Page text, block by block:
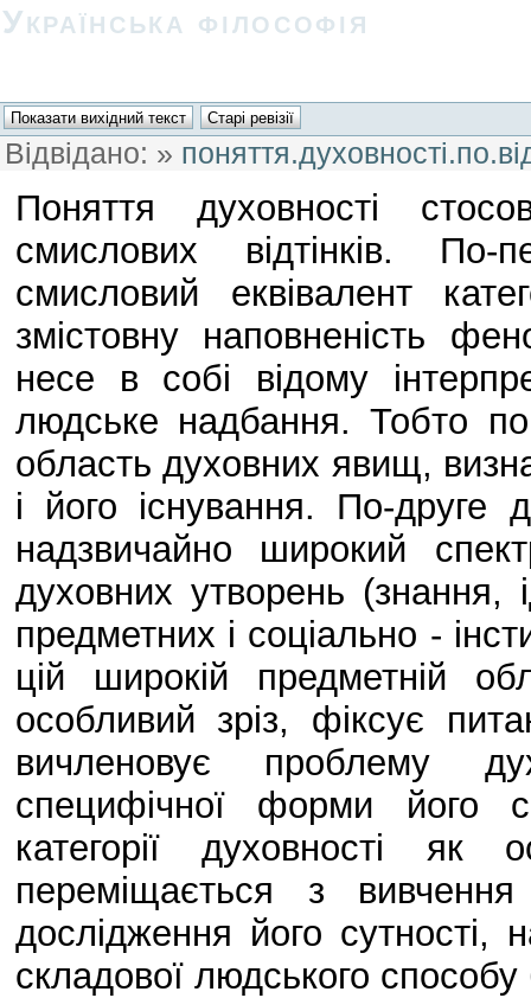
Українська філософія
Відвідано: »
Поняття духовності
смислових відтінків.
смисловий еквівалент
змістовну наповненість
несе в собі відому
людське надбання. Тобто
область духовних явищ,
і його існування. По-
надзвичайно широкий
духовних утворень (знання,
предметних і соціально -
цій широкій предметній
особливий зріз, фіксує
вичленовує проблему
специфічної форми його
категорії духовності
переміщається з
дослідження його сутності,
складової людського способу